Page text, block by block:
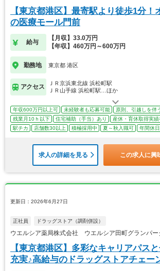
【東京都港区】最寄駅より徒歩1分！
の医療モール門前
給与
【月収】33.0万円
【年収】460万円～600万円
勤務地 東京都 港区
アクセス
ＪＲ京浜東北線 浜松町駅
ＪＲ山手線 浜松町駅…ほか
年収600万円以上可 未経験者も応募可能
原則、引越しを伴
残業月10ｈ以下
住宅補助（手当）あり 産休・育休取得実績
駅チカ
店舗数30以上 積極採用中 夏～秋入職可 年間休
求人の詳細を見る この求人に興
更新日：2026年6月27日
正社員 ドラッグストア（調剤併設）
ウエルシア薬局株式会社 ウエルシア田町グランパー
【東京都港区】多彩なキャリアパス
充実♪高給与のドラッグストアチェ